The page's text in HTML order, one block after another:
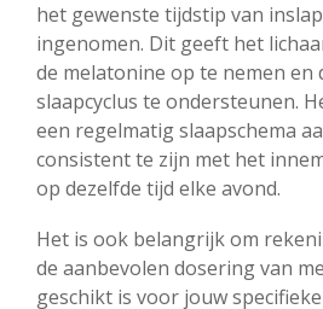
het gewenste tijdstip van
ingenomen. Dit geeft het
de melatonine op te nemen en
slaapcyclus te ondersteunen.
een regelmatig slaapschema
consistent te zijn met het
op dezelfde tijd elke avond.
Het is ook belangrijk om
de aanbevolen dosering van
geschikt is voor jouw